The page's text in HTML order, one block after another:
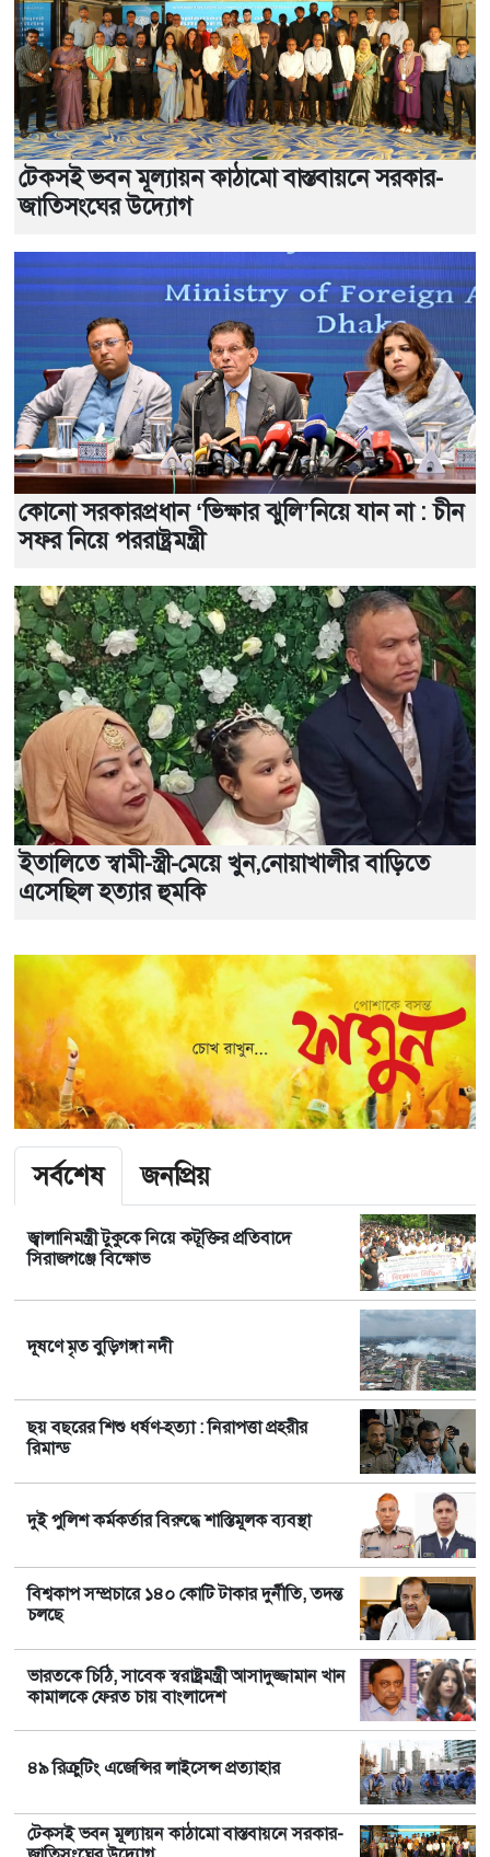
টেকসই ভবন মূল্যায়ন কাঠামো বাস্তবায়নে সরকার-
জাতিসংঘের উদ্যোগ
কোনো সরকারপ্রধান ‘ভিক্ষার ঝুলি’নিয়ে যান না : চীন
সফর নিয়ে পররাষ্ট্রমন্ত্রী
ইতালিতে স্বামী-স্ত্রী-মেয়ে খুন,নোয়াখালীর বাড়িতে
এসেছিল হত্যার হুমকি
সর্বশেষ জনপ্রিয়
জ্বালানিমন্ত্রী টুকুকে নিয়ে কটূক্তির প্রতিবাদে
সিরাজগঞ্জে বিক্ষোভ
দূষণে মৃত বুড়িগঙ্গা নদী
ছয় বছরের শিশু ধর্ষণ-হত্যা : নিরাপত্তা প্রহরীর
রিমান্ড
দুই পুলিশ কর্মকর্তার বিরুদ্ধে শাস্তিমূলক ব্যবস্থা
বিশ্বকাপ সম্প্রচারে ১৪০ কোটি টাকার দুর্নীতি, তদন্ত
চলছে
ভারতকে চিঠি, সাবেক স্বরাষ্ট্রমন্ত্রী আসাদুজ্জামান খান
কামালকে ফেরত চায় বাংলাদেশ
৪৯ রিক্রুটিং এজেন্সির লাইসেন্স প্রত্যাহার
টেকসই ভবন মূল্যায়ন কাঠামো বাস্তবায়নে সরকার-